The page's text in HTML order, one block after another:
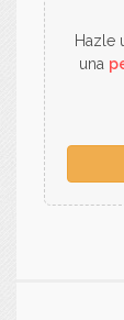
Hazle
una